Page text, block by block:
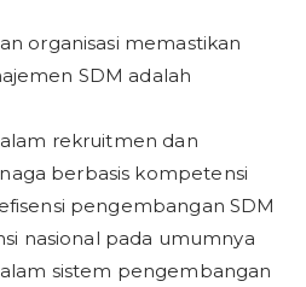
organisasi memastikan
SDM adalah
rekruitmen dan
berbasis kompetensi
pengembangan SDM
nasional pada umumnya
sistem pengembangan